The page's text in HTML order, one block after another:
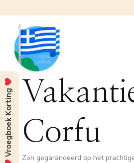
Corfu
Zon gegarandeerd op het
Vroegboek Korting